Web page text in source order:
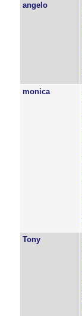
angelo
monica
Tony